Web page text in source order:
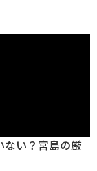
ない？宮島の厳